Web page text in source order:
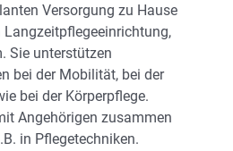
Versorgung zu Hause
Sie unterstützen
bei der Mobilität, bei der
bei der Körperpflege.
Angehörigen zusammen
in Pflegetechniken.